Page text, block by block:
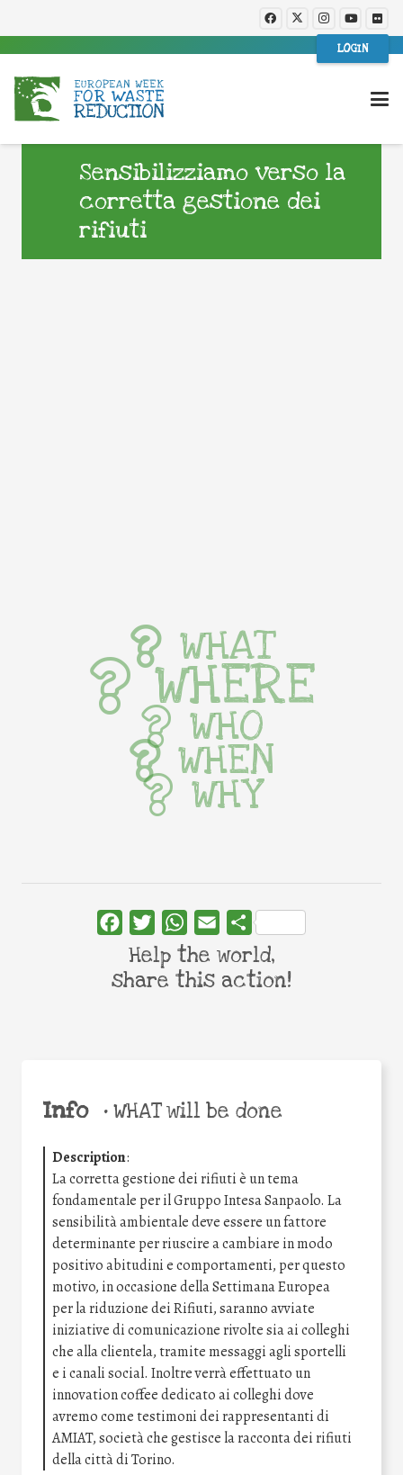
LOGIN
Sensibilizziamo verso la
corretta gestione dei
rifiuti
Info •WHAT will be done
Description:
La corretta gestione dei rifiuti è un tema
fondamentale per il Gruppo Intesa Sanpaolo. La
sensibilità ambientale deve essere un fattore
determinante per riuscire a cambiare in modo
positivo abitudini e comportamenti, per questo
motivo, in occasione della Settimana Europea
per la riduzione dei Rifiuti, saranno avviate
iniziative di comunicazione rivolte sia ai colleghi
che alla clientela, tramite messaggi agli sportelli
e i canali social. Inoltre verrà effettuato un
innovation coffee dedicato ai colleghi dove
avremo come testimoni dei rappresentanti di
AMIAT, società che gestisce la racconta dei rifiuti
della città di Torino.
WHAT
WHERE
WHO
WHEN
WHY
FacebookTwitterWhatsApp
Email Share
Help the world,
share this action!